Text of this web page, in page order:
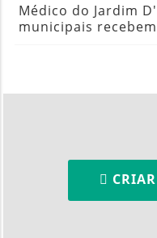
Médico do Jardim
municipais